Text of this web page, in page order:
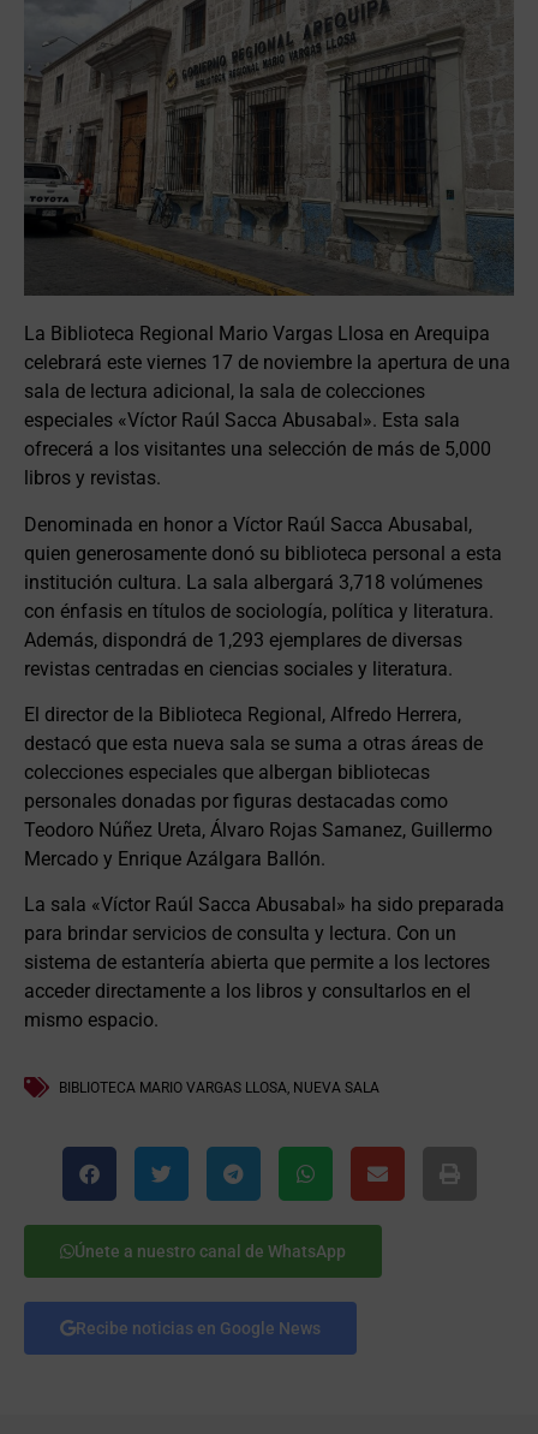
La Biblioteca Regional Mario Vargas Llosa en Arequipa
celebrará este viernes 17 de noviembre la apertura de una
sala de lectura adicional, la sala de colecciones
especiales «Víctor Raúl Sacca Abusabal». Esta sala
ofrecerá a los visitantes una selección de más de 5,000
libros y revistas.
Denominada en honor a Víctor Raúl Sacca Abusabal,
quien generosamente donó su biblioteca personal a esta
institución cultura. La sala albergará 3,718 volúmenes
con énfasis en títulos de sociología, política y literatura.
Además, dispondrá de 1,293 ejemplares de diversas
revistas centradas en ciencias sociales y literatura.
El director de la Biblioteca Regional, Alfredo Herrera,
destacó que esta nueva sala se suma a otras áreas de
colecciones especiales que albergan bibliotecas
personales donadas por figuras destacadas como
Teodoro Núñez Ureta, Álvaro Rojas Samanez, Guillermo
Mercado y Enrique Azálgara Ballón.
La sala «Víctor Raúl Sacca Abusabal» ha sido preparada
para brindar servicios de consulta y lectura. Con un
sistema de estantería abierta que permite a los lectores
acceder directamente a los libros y consultarlos en el
mismo espacio.
BIBLIOTECA MARIO VARGAS LLOSA NUEVA SALA
Únete a nuestro canal de WhatsApp
Recibe noticias en Google News